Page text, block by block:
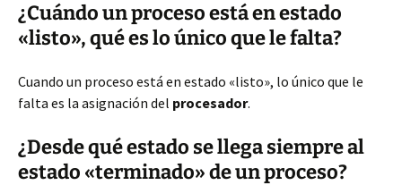
¿Cuándo un proceso está en estado
«listo», qué es lo único que le falta?
Cuando un proceso está en estado «listo», lo único que le
falta es la asignación del procesador.
¿Desde qué estado se llega siempre al
estado «terminado» de un proceso?